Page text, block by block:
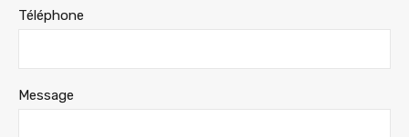
Téléphone
Message